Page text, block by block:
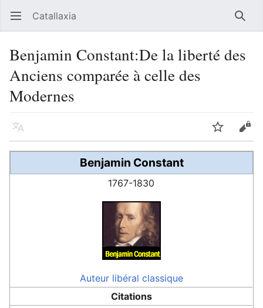
Ouvrir le menu principal Catallaxia
Benjamin Constant:De la liberté des
Anciens comparée à celle des
Modernes
Langue Suivre
Benjamin Constant
1767-1830
Auteur libéral classique
Citations